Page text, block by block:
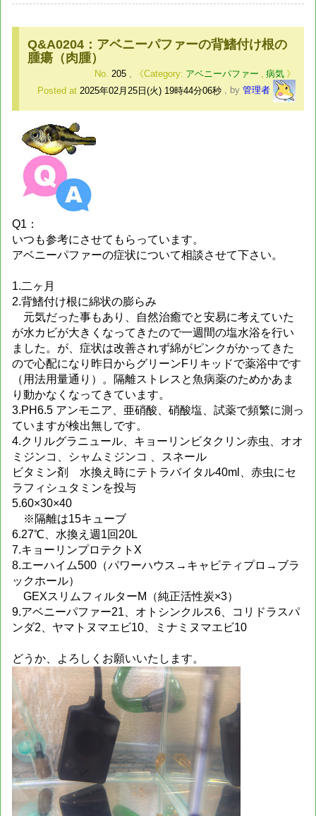
Q&A0204：アベニーパファーの背鰭付け根の
腫瘍（肉腫）
No. 205 , アベニーパファー , 病気
Posted at 2025年02月25日(火) 19時44分06秒 , by 管理者
Q1：
いつも参考にさせてもらっています。
アベニーパファーの症状について相談させて下さい。
1.二ヶ月
2.背鰭付け根に綿状の膨らみ
元気だった事もあり、自然治癒でと安易に考えていた
が水カビが大きくなってきたので一週間の塩水浴を行い
ました。が、症状は改善されず綿がピンクがかってきた
ので心配になり昨日からグリーンFリキッドで薬浴中です
（用法用量通り）。隔離ストレスと魚病薬のためかあま
り動かなくなってきています。
3.PH6.5 アンモニア、亜硝酸、硝酸塩、試薬で頻繁に測っ
ていますが検出無しです。
4.クリルグラニュール、キョーリンビタクリン赤虫、オオ
ミジンコ、シャムミジンコ 、スネール
ビタミン剤 水換え時にテトラバイタル40ml、赤虫にセ
ラフィシュタミンを投与
5.60×30×40
※隔離は15キューブ
6.27℃、水換え週1回20L
7.キョーリンプロテクトX
8.エーハイム500（パワーハウス→キャビティプロ→ブラ
ックホール）
GEXスリムフィルターM（純正活性炭×3）
9.アベニーパファー21、オトシンクルス6、コリドラスパ
ンダ2、ヤマトヌマエビ10、ミナミヌマエビ10
どうか、よろしくお願いいたします。